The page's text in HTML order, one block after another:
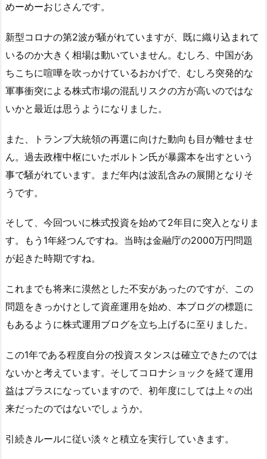
めーめーおじさんです。
新型コロナの第2波が騒がれていますが、既に織り込まれて
いるのか大きく相場は動いていません。むしろ、中国があ
ちこちに喧嘩を吹っかけているおかげで、むしろ突発的な
軍事衝突による株式市場の混乱リスクの方が高いのではな
いかと最近は思うようになりました。
また、トランプ大統領の再選に向けた動向も目が離せませ
ん。過去政権中枢にいたボルトン氏が暴露本を出すという
事で騒がれています。まだ年内は波乱含みの展開となりそ
うです。
そして、今回ついに株式投資を始めて2年目に突入となりま
す。もう1年経つんですね。当時は金融庁の2000万円問題
が起きた時期ですね。
これまでも将来に漠然とした不安があったのですが、この
問題をきっかけとして資産運用を始め、本ブログの標題に
もあるように株式運用ブログを立ち上げるに至りました。
この1年である程度自分の投資スタンスは確立できたのでは
ないかと考えています。そしてコロナショックを経て運用
益はプラスになっていますので、初年度にしては上々の出
来だったのではないでしょうか。
引続きルールに従い淡々と積立を実行していきます。